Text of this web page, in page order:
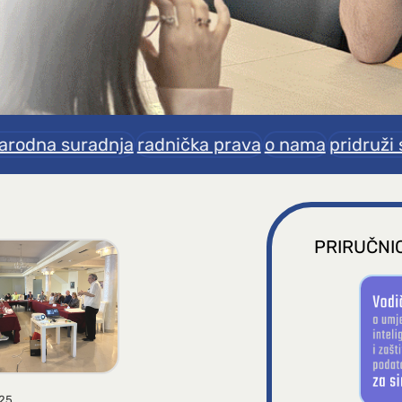
suradnja radnička prava o nama pridruži